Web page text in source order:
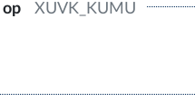
op
XUVK_KUMU